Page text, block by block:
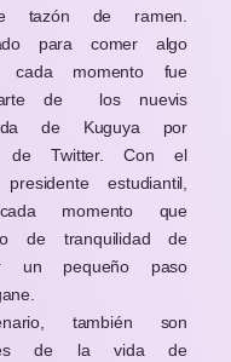
tazón de ramen.
para comer algo
momento fue
de los nuevis
de Kuguya por
de Twitter. Con el
estudiantil,
momento que
de tranquilidad de
un pequeño paso
también son
de la vida de